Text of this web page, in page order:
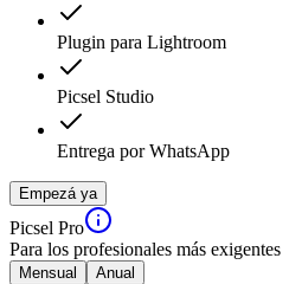
Plugin para Lightroom
Picsel Studio
Entrega por WhatsApp
Empezá ya
Picsel Pro
Para los profesionales más exigentes
Mensual Anual